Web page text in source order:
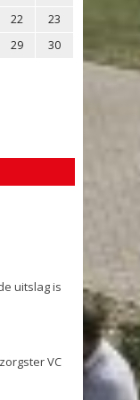
22
23
29
30
uitslag is
VC